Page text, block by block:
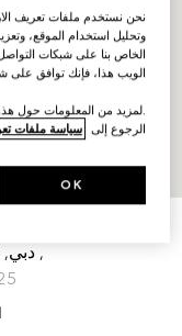
يقدّم
, دبي,
نحن نستخدم ملفات تعريف
وتحليل استخدام الموقع،
الخاص بنا على شبكات
الويب هذا، فإنك توافق على
.لمزيد من المعلومات حول
الرجوع إلى سياسة ملفات
OK